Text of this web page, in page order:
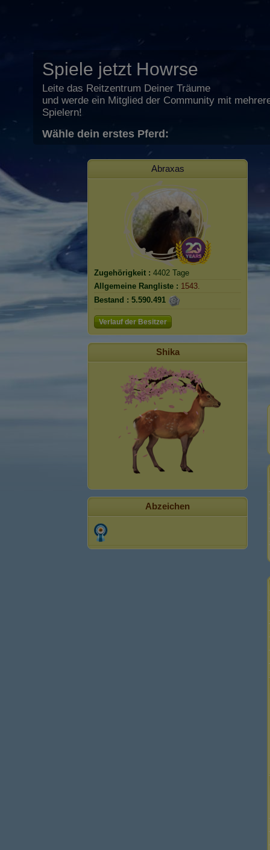
Spiele jetzt Howrse
Leite das Reitzentrum Deiner Träume
und werde ein Mitglied der Community mit
Spielern!
Wähle dein erstes Pferd:
Abraxas
Zugehörigkeit : 4402 Tage
Allgemeine Rangliste : 1543.
Bestand : 5.590.491
Verlauf der Besitzer
Shika
Abzeichen